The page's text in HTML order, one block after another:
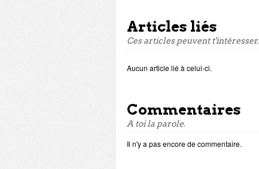
Articles liés
Ces articles peuvent t'intéresser.
Aucun article lié à celui-ci.
Commentaires
A toi la parole.
Il n'y a pas encore de commentaire.